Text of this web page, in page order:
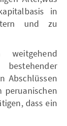
in
und zu
Abschlüssen
dass ein